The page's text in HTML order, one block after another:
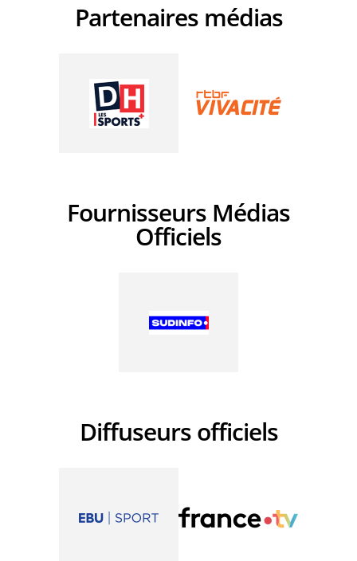
Partenaires médias
Fournisseurs Médias
Officiels
Diffuseurs officiels